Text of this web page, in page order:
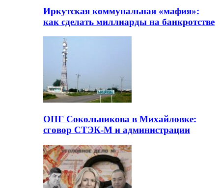
Иркутская коммунальная «мафия»:
как сделать миллиарды на банкротстве
ОПГ Сокольникова в Михайловке:
сговор СТЭК-М и администрации